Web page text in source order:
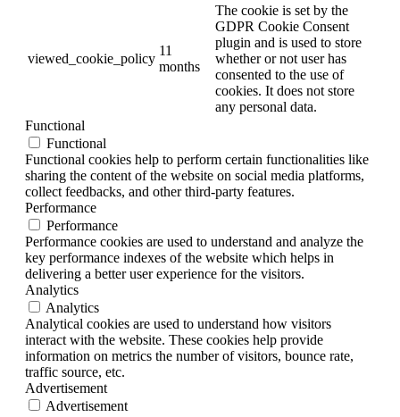
viewed_cookie_policy
11
months
The cookie is set by the
GDPR Cookie Consent
plugin and is used to store
whether or not user has
consented to the use of
cookies. It does not store
any personal data.
Functional
Functional
Functional cookies help to perform certain functionalities like
sharing the content of the website on social media platforms,
collect feedbacks, and other third-party features.
Performance
Performance
Performance cookies are used to understand and analyze the
key performance indexes of the website which helps in
delivering a better user experience for the visitors.
Analytics
Analytics
Analytical cookies are used to understand how visitors
interact with the website. These cookies help provide
information on metrics the number of visitors, bounce rate,
traffic source, etc.
Advertisement
Advertisement